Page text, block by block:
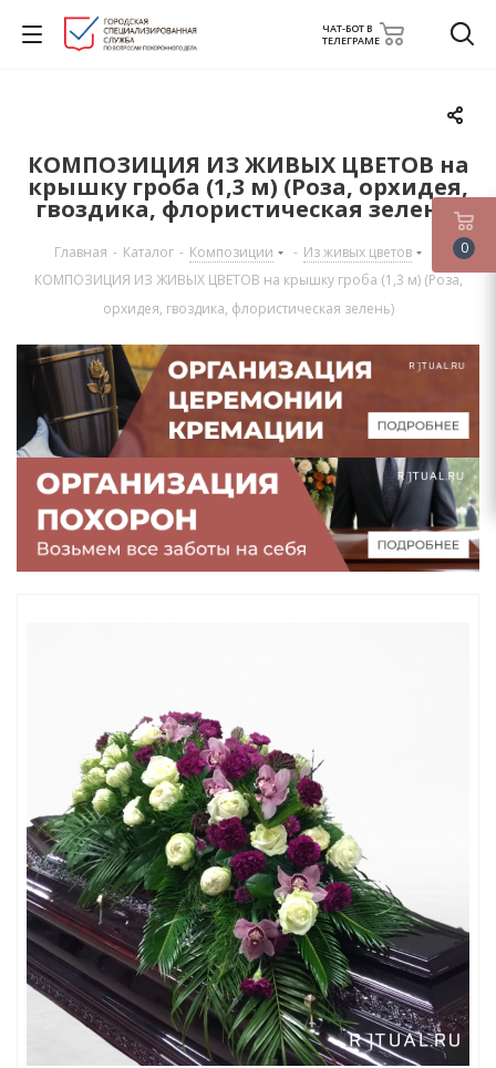
ЧАТ-БОТ В
ТЕЛЕГРАМЕ
КОМПОЗИЦИЯ ИЗ ЖИВЫХ ЦВЕТОВ на
крышку гроба (1,3 м) (Роза, орхидея,
гвоздика, флористическая зелень)
Главная - Каталог - Композиции - Из живых цветов
КОМПОЗИЦИЯ ИЗ ЖИВЫХ ЦВЕТОВ на крышку гроба (1,3 м) (Роза,
орхидея, гвоздика, флористическая зелень)
0